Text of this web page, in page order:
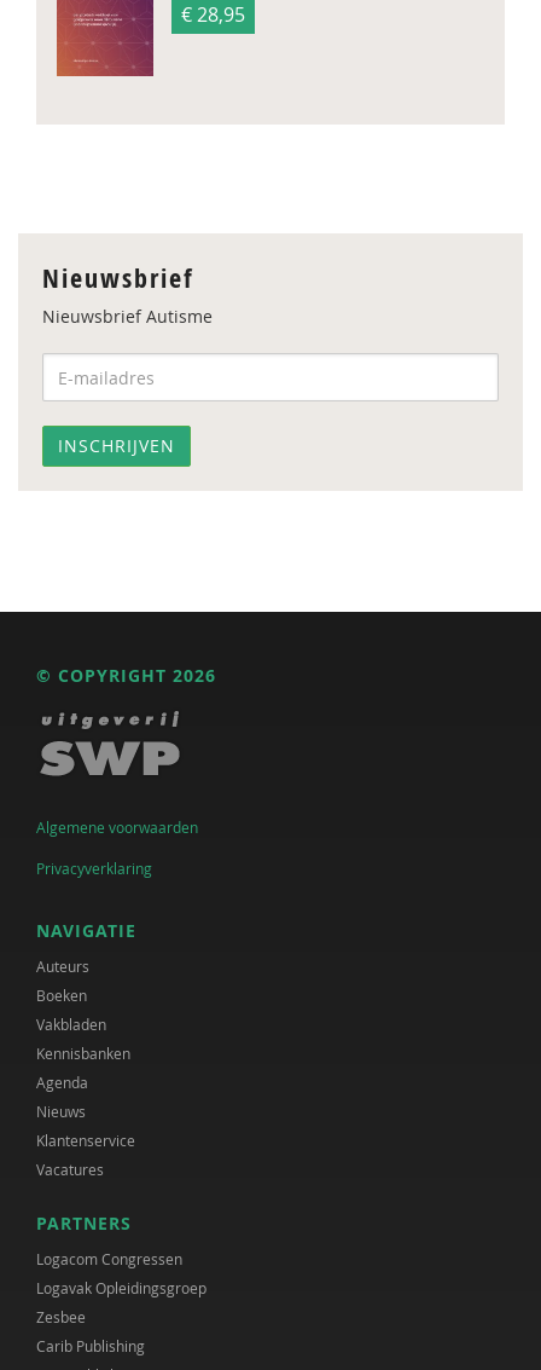
€ 28,95
Nieuwsbrief
Nieuwsbrief Autisme
© COPYRIGHT 2026
Algemene voorwaarden
Privacyverklaring
NAVIGATIE
Auteurs
Boeken
Vakbladen
Kennisbanken
Agenda
Nieuws
Klantenservice
Vacatures
PARTNERS
Logacom Congressen
Logavak Opleidingsgroep
Zesbee
Carib Publishing